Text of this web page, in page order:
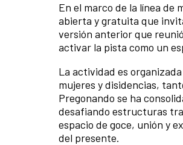
En el marco de la línea de
abierta y gratuita que
versión anterior que
activar la pista como un
La actividad es
mujeres y disidencias,
Pregonando se ha
desafiando estructuras
espacio de goce, unión y
del presente.